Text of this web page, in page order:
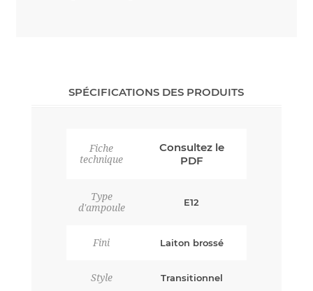
SPÉCIFICATIONS DES PRODUITS
Fiche
technique
Consultez le
PDF
Type
d'ampoule
E12
Fini Laiton brossé
Style Transitionnel